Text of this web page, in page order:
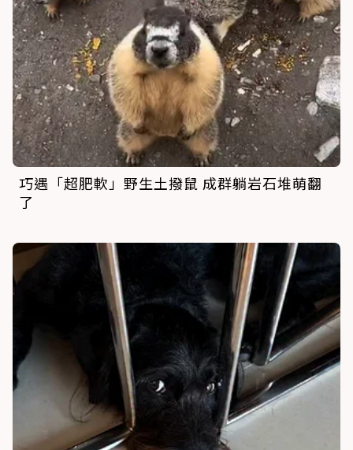
巧遇「超肥軟」野生土撥鼠 成群躺岩石堆萌翻
了